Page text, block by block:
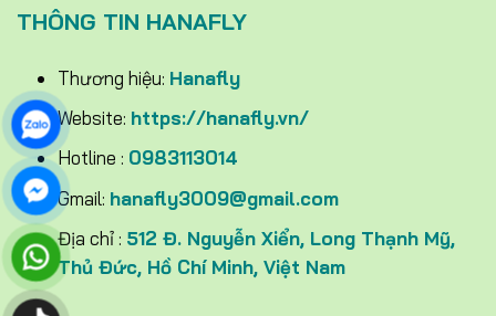
THÔNG TIN HANAFLY
Thương hiệu: Hanafly
Website: https://hanafly.vn/
Hotline : 0983113014
Gmail: hanafly3009@gmail.com
Địa chỉ : 512 Đ. Nguyễn Xiển, Long Thạnh Mỹ,
Thủ Đức, Hồ Chí Minh, Việt Nam